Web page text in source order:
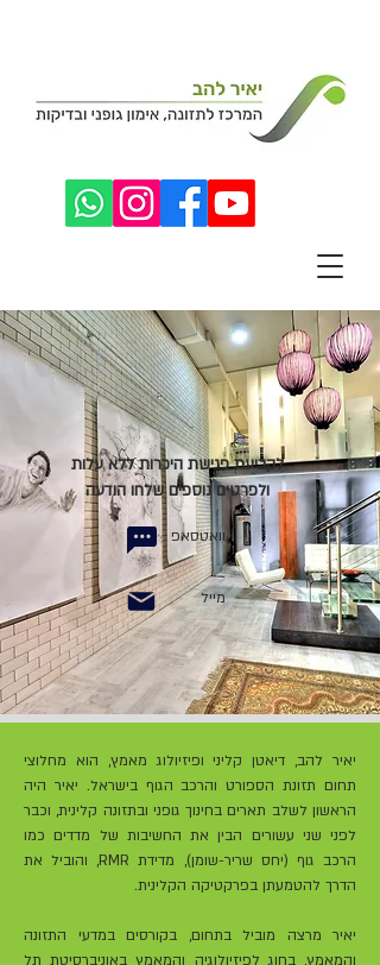
לקביעת פגישת היכרות ללא עלות
ולפרטים נוספים שלחו הודעה
וואטסאפ
מייל
יאיר להב, דיאטן קליני ופיזיולוג מאמץ, הוא מחלוצי
תחום תזונת הספורט והרכב הגוף בישראל. יאיר היה
הראשון לשלב תארים בחינוך גופני ובתזונה קלינית, וכבר
לפני שני עשורים הבין את החשיבות של מדדים כמו
הרכב גוף (יחס שריר-שומן), מדידת RMR, והוביל את
הדרך להטמעתן בפרקטיקה הקלינית.
יאיר מרצה מוביל בתחום, בקורסים במדעי התזונה
והמאמץ, בחוג לפיזיולוגיה והמאמץ באוניברסיטת תל